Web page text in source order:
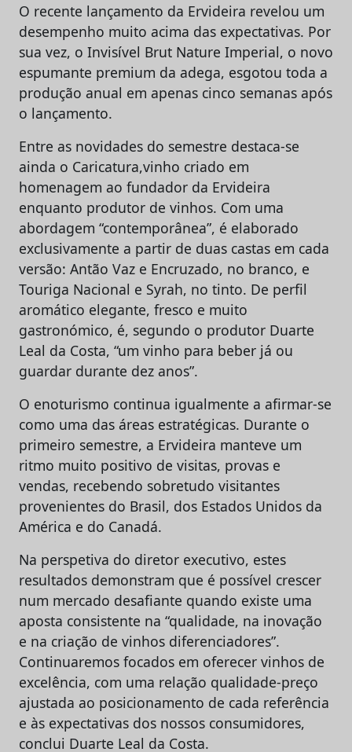
O recente lançamento da Ervideira revelou um
desempenho muito acima das expectativas. Por
sua vez, o Invisível Brut Nature Imperial, o novo
espumante premium da adega, esgotou toda a
produção anual em apenas cinco semanas após
o lançamento.
Entre as novidades do semestre destaca-se
ainda o Caricatura,vinho criado em
homenagem ao fundador da Ervideira
enquanto produtor de vinhos. Com uma
abordagem “contemporânea”, é elaborado
exclusivamente a partir de duas castas em cada
versão: Antão Vaz e Encruzado, no branco, e
Touriga Nacional e Syrah, no tinto. De perfil
aromático elegante, fresco e muito
gastronómico, é, segundo o produtor Duarte
Leal da Costa, “um vinho para beber já ou
guardar durante dez anos”.
O enoturismo continua igualmente a afirmar-se
como uma das áreas estratégicas. Durante o
primeiro semestre, a Ervideira manteve um
ritmo muito positivo de visitas, provas e
vendas, recebendo sobretudo visitantes
provenientes do Brasil, dos Estados Unidos da
América e do Canadá.
Na perspetiva do diretor executivo, estes
resultados demonstram que é possível crescer
num mercado desafiante quando existe uma
aposta consistente na “qualidade, na inovação
e na criação de vinhos diferenciadores”.
Continuaremos focados em oferecer vinhos de
excelência, com uma relação qualidade-preço
ajustada ao posicionamento de cada referência
e às expectativas dos nossos consumidores,
conclui Duarte Leal da Costa.